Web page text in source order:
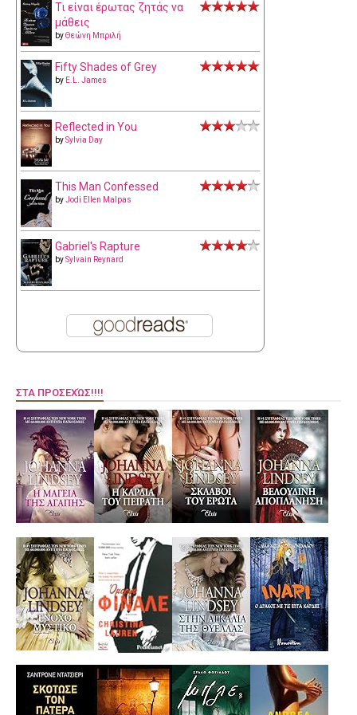
Τι είναι έρωτας ζητάς να
μάθεις
byΘεώνη Μπριλή
Fifty Shades of Grey
by E.L. James
Reflected in You
bySylvia Day
This Man Confessed
byJodi Ellen Malpas
Gabriel's Rapture
bySylvain Reynard
ΣΤΑ ΠΡΟΣΕΧΏΣ!!!!